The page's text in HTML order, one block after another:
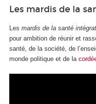
Les mardis de la
Les mardis de la santé
pour ambition de réunir et
santé, de la société, de
monde politique et de la